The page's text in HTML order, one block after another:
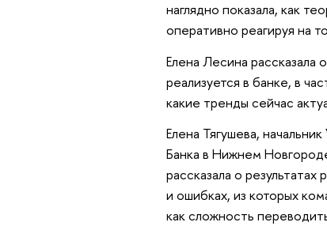
наглядно показала, как
оперативно реагируя на
Елена Лесина рассказала
реализуется в банке, в
какие тренды сейчас
Елена Тягушева,
Банка в Нижнем
рассказала о
и ошибках, из которых
как сложность